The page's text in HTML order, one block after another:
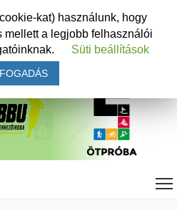
kat) használunk, hogy
mellett a legjobb felhasználói
Süti beállítások